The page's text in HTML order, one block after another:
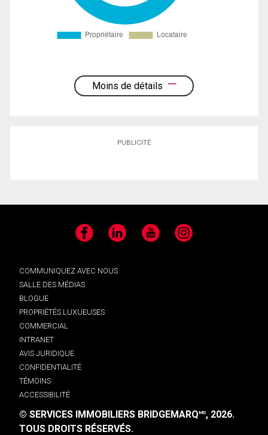
Moins de détails
PUBLICITÉ
Facebook LinkedIn YouTube Instagram
COMMUNIQUEZ AVEC NOUS
SALLE DES MÉDIAS
BLOGUE
PROPRIÉTÉS LUXUEUSES
COMMERCIAL
INTRANET
AVIS JURIDIQUE
CONFIDENTIALITÉ
TÉMOINS
ACCESSIBILITÉ
© SERVICES IMMOBILIERS BRIDGEMARQMD, 2026.
TOUS DROITS RÉSERVÉS.